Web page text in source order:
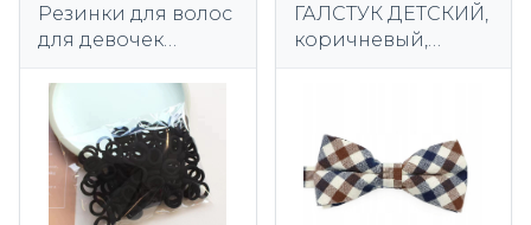
Резинки для волос
для девочек
крепкие 2 см
Набор из 50 шт.
ГАЛСТУК ДЕТСКИЙ,
коричневый,
лет.